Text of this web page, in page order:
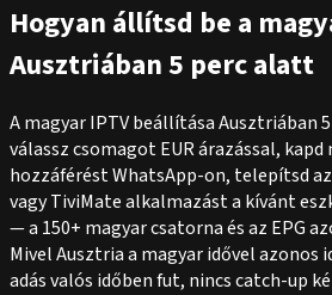
Hogyan állítsd be a
Ausztriában 5 perc alatt
A magyar IPTV beállítása Ausztriában
válassz csomagot EUR árazással, kapd
hozzáférést WhatsApp-on, telepítsd
vagy TiviMate alkalmazást a kívánt
— a 150+ magyar csatorna és az EPG
Mivel Ausztria a magyar idővel azonos
adás valós időben fut, nincs catch-up